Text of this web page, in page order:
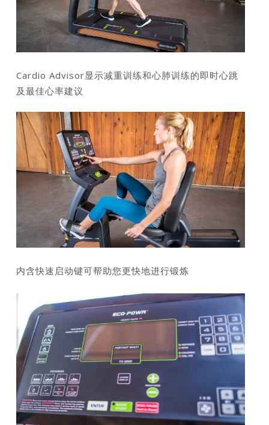
Cardio Advisor显示减重训练和心肺训练的即时心跳
及最佳心率建议
内含快速启动键可帮助您更快地进行锻炼